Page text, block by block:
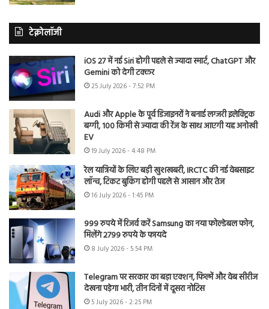
टेक्नोलॉजी
iOS 27 में नई Siri होगी पहले से ज्यादा स्मार्ट, ChatGPT और
Gemini को देगी टक्कर
25 July 2026 - 7:52 PM
Audi और Apple के पूर्व डिजाइनरों ने बनाई लग्जरी इलेक्ट्रिक
बग्गी, 100 किमी से ज्यादा की रेंज के साथ आएगी यह अनोखी
EV
19 July 2026 - 4:48 PM
रेल यात्रियों के लिए बड़ी खुशखबरी, IRCTC की नई वेबसाइट
लॉन्च, टिकट बुकिंग होगी पहले से आसान और तेज
16 July 2026 - 1:45 PM
999 रुपये में रिजर्व करें Samsung का नया फोल्डेबल फोन,
मिलेंगे 2799 रुपये के फायदे
8 July 2026 - 5:54 PM
Telegram पर सरकार का बड़ा एक्शन, फिल्में और वेब सीरीज
देखना पड़ेगा भारी, तीन दिनों में दूसरा नोटिस
5 July 2026 - 2:25 PM